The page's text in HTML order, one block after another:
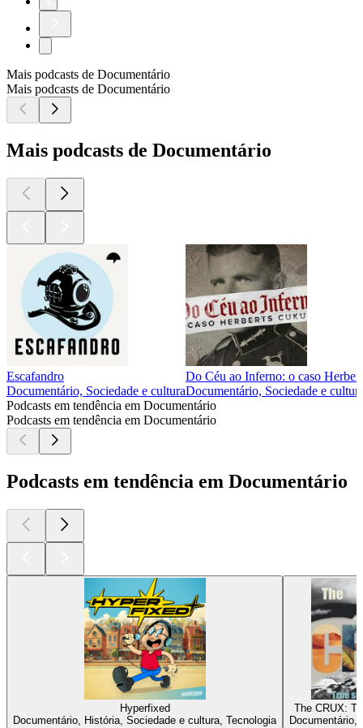
Mais podcasts de Documentário
Mais podcasts de Documentário
Mais podcasts de Documentário
Escafandro
Documentário, Sociedade e cultura
Do Céu ao Inferno: o caso
Documentário, Sociedade e
Podcasts em tendência em Documentário
Podcasts em tendência em Documentário
Podcasts em tendência em Documentário
Hyperfixed
Documentário, História, Sociedade e cultura, Tecnologia
The CRUX:
Documentário,